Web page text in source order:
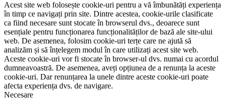
Acest site web folosește cookie-uri pentru a vă îmbunătăți experiența
în timp ce navigați prin site. Dintre acestea, cookie-urile clasificate
ca fiind necesare sunt stocate în browserul dvs., deoarece sunt
esențiale pentru funcționarea funcționalităților de bază ale site-ului
web. De asemenea, folosim cookie-uri terțe care ne ajută să
analizăm și să înțelegem modul în care utilizați acest site web.
Aceste cookie-uri vor fi stocate în browser-ul dvs. numai cu acordul
dumneavoastră. De asemenea, aveți opțiunea de a renunța la aceste
cookie-uri. Dar renunțarea la unele dintre aceste cookie-uri poate
afecta experiența dvs. de navigare.
Necesare